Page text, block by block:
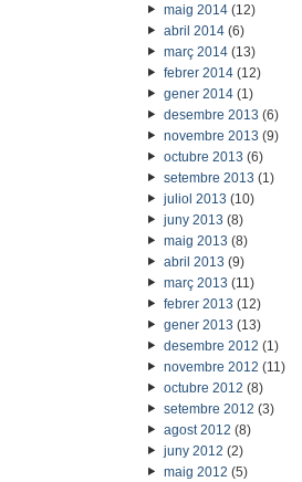
maig 2014(12)
abril 2014(6)
març 2014(13)
febrer 2014(12)
gener 2014(1)
desembre 2013 (6)
novembre 2013 (9)
octubre 2013 (6)
setembre 2013 (1)
juliol 2013 (10)
juny 2013 (8)
maig 2013 (8)
abril 2013 (9)
març 2013 (11)
febrer 2013 (12)
gener 2013 (13)
desembre 2012 (1)
novembre 2012 (11)
octubre 2012 (8)
setembre 2012 (3)
agost 2012 (8)
juny 2012 (2)
maig 2012 (5)